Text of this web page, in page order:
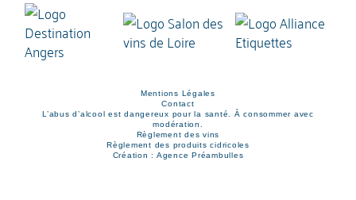
Mentions Légales
Contact
L’abus d’alcool est dangereux pour la santé. À consommer avec
modération.
Règlement des vins
Règlement des produits cidricoles
Création : Agence Préambulles